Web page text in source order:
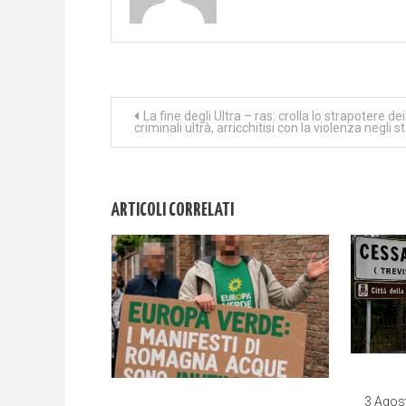
Navigazione
articoli
La fine degli Ultra – ras: crolla lo strapotere
criminali ultrà, arricchitisi con la violenza negli
ARTICOLI CORRELATI
3